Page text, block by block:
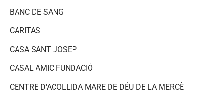
BANC DE SANG
CARITAS
CASA SANT JOSEP
CASAL AMIC FUNDACIÓ
CENTRE D'ACOLLIDA MARE DE DÉU DE LA MERCÈ